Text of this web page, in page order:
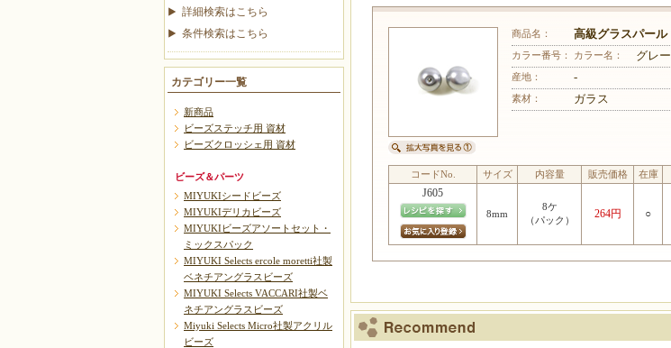
商品名： 高級グラスパール
カラー番号： カラー名： グレー
産地： -
素材： ガラス
コードNo. サイズ 内容量 販売価格 在庫
J605
8mm
8ケ
（パック）
264円 ○
詳細検索はこちら
条件検索はこちら
カテゴリー一覧
新商品
ビーズステッチ用 資材
ビーズクロッシェ用 資材
ビーズ＆パーツ
MIYUKIシードビーズ
MIYUKIデリカビーズ
MIYUKIビーズアソートセット・
ミックスパック
MIYUKI Selects ercole moretti社製
ベネチアングラスビーズ
MIYUKI Selects VACCARI社製ベ
ネチアングラスビーズ
Miyuki Selects Micro社製アクリル
ビーズ